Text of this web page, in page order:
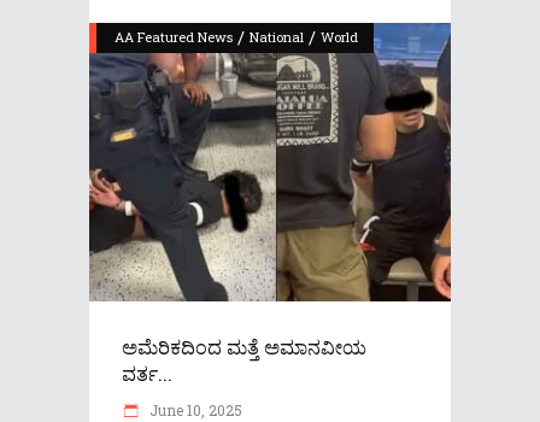
AA Featured News / National / World
ಅಮೆರಿಕದಿಂದ ಮತ್ತೆ ಅಮಾನವೀಯ
ವರ್ತ...
June 10, 2025